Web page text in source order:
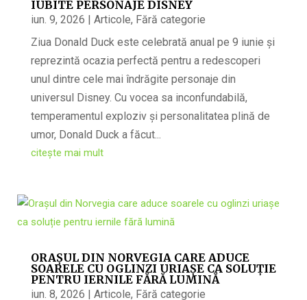
IUBITE PERSONAJE DISNEY
iun. 9, 2026 | Articole, Fără categorie
Ziua Donald Duck este celebrată anual pe 9 iunie și
reprezintă ocazia perfectă pentru a redescoperi
unul dintre cele mai îndrăgite personaje din
universul Disney. Cu vocea sa inconfundabilă,
temperamentul exploziv și personalitatea plină de
umor, Donald Duck a făcut...
citește mai mult
ORAȘUL DIN NORVEGIA CARE ADUCE
SOARELE CU OGLINZI URIAȘE CA SOLUȚIE
PENTRU IERNILE FĂRĂ LUMINĂ
iun. 8, 2026 | Articole, Fără categorie